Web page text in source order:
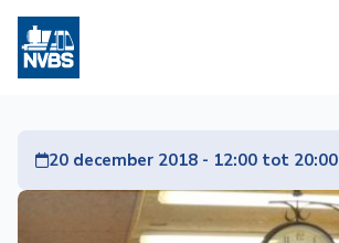
Op de Rails
20 december 2018 - 12:00 tot 20:00